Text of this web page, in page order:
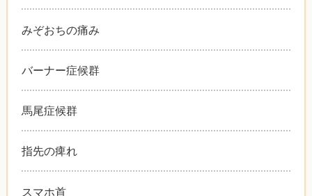
みぞおちの痛み
バーナー症候群
馬尾症候群
指先の痺れ
スマホ首